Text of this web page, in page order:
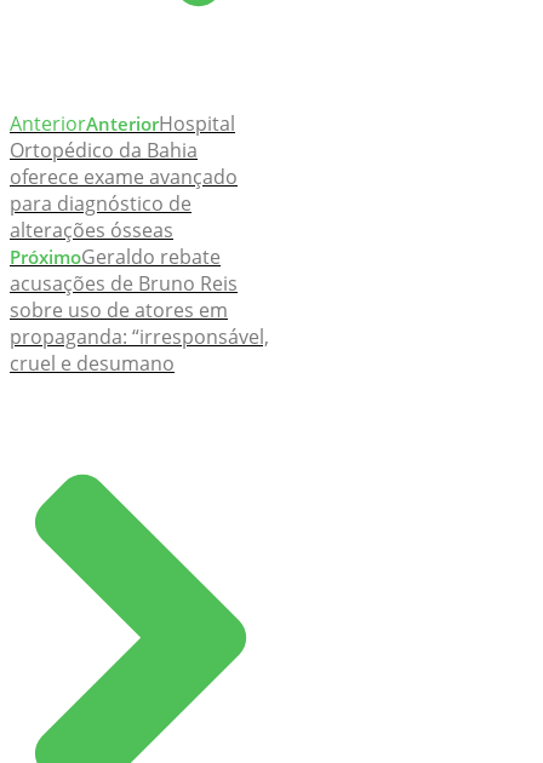
AnteriorAnteriorHospital
Ortopédico da Bahia
oferece exame avançado
para diagnóstico de
alterações ósseas
PróximoGeraldo rebate
acusações de Bruno Reis
sobre uso de atores em
propaganda: “irresponsável,
cruel e desumano